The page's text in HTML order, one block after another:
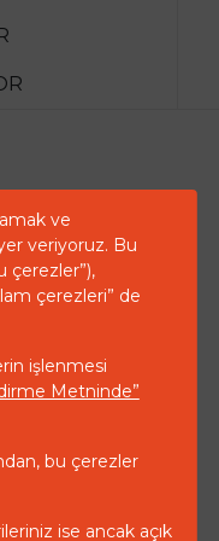
ve
veriyoruz. Bu
çerezler”),
çerezleri” de
işlenmesi
Metninde”
bu çerezler
ise ancak açık